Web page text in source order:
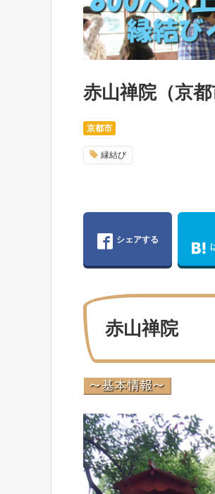
赤山禅院（京
京都市
縁結び
シェアする
赤山禅院